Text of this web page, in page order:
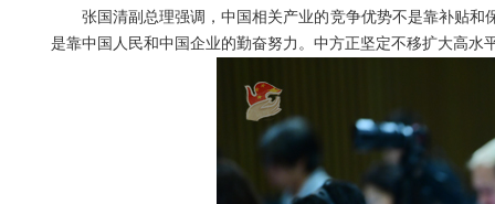
张国清副总理强调，中国相关产业的竞争优势不是靠补贴
是靠中国人民和中国企业的勤奋努力。中方正坚定不移扩大高